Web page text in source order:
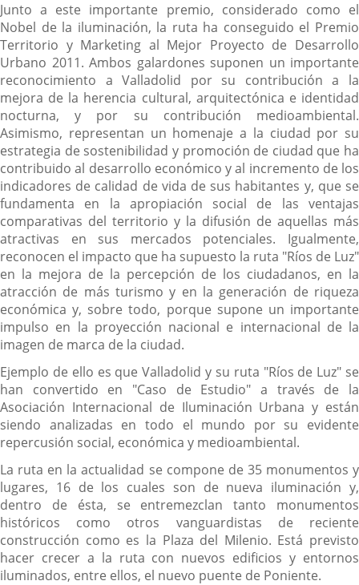
Junto a este importante premio, considerado como el
Nobel de la iluminación, la ruta ha conseguido el Premio
Territorio y Marketing al Mejor Proyecto de Desarrollo
Urbano 2011. Ambos galardones suponen un importante
reconocimiento a Valladolid por su contribución a la
mejora de la herencia cultural, arquitectónica e identidad
nocturna, y por su contribución medioambiental.
Asimismo, representan un homenaje a la ciudad por su
estrategia de sostenibilidad y promoción de ciudad que ha
contribuido al desarrollo económico y al incremento de los
indicadores de calidad de vida de sus habitantes y, que se
fundamenta en la apropiación social de las ventajas
comparativas del territorio y la difusión de aquellas más
atractivas en sus mercados potenciales. Igualmente,
reconocen el impacto que ha supuesto la ruta "Ríos de Luz"
en la mejora de la percepción de los ciudadanos, en la
atracción de más turismo y en la generación de riqueza
económica y, sobre todo, porque supone un importante
impulso en la proyección nacional e internacional de la
imagen de marca de la ciudad.
Ejemplo de ello es que Valladolid y su ruta "Ríos de Luz" se
han convertido en "Caso de Estudio" a través de la
Asociación Internacional de Iluminación Urbana y están
siendo analizadas en todo el mundo por su evidente
repercusión social, económica y medioambiental.
La ruta en la actualidad se compone de 35 monumentos y
lugares, 16 de los cuales son de nueva iluminación y,
dentro de ésta, se entremezclan tanto monumentos
históricos como otros vanguardistas de reciente
construcción como es la Plaza del Milenio. Está previsto
hacer crecer a la ruta con nuevos edificios y entornos
iluminados, entre ellos, el nuevo puente de Poniente.